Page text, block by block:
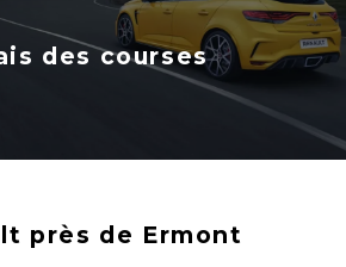
des courses
près de Ermont